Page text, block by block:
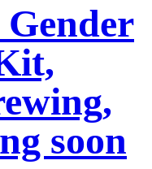
soon